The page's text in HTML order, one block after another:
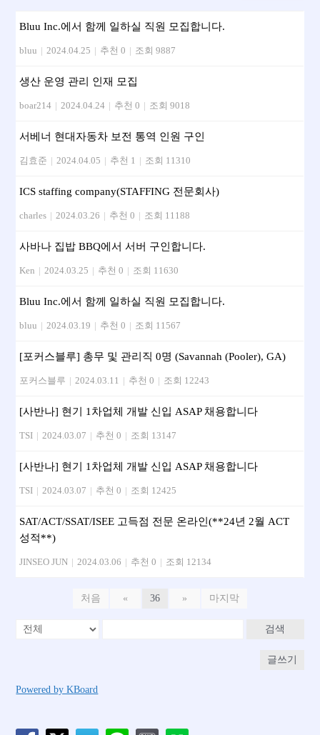
Bluu Inc.에서 함께 일하실 직원 모집합니다.
bluu | 2024.04.25 | 추천 0 | 조회 9887
생산 운영 관리 인재 모집
boar214 | 2024.04.24 | 추천 0 | 조회 9018
서베너 현대자동차 보전 통역 인원 구인
김효준 | 2024.04.05 | 추천 1 | 조회 11310
ICS staffing company(STAFFING 전문회사)
charles | 2024.03.26 | 추천 0 | 조회 11188
사바나 집밥 BBQ에서 서버 구인합니다.
Ken | 2024.03.25 | 추천 0 | 조회 11630
Bluu Inc.에서 함께 일하실 직원 모집합니다.
bluu | 2024.03.19 | 추천 0 | 조회 11567
[포커스블루] 총무 및 관리직 0명 (Savannah (Pooler), GA)
포커스블루 | 2024.03.11 | 추천 0 | 조회 12243
[사반나] 현기 1차업체 개발 신입 ASAP 채용합니다
TSI | 2024.03.07 | 추천 0 | 조회 13147
[사반나] 현기 1차업체 개발 신입 ASAP 채용합니다
TSI | 2024.03.07 | 추천 0 | 조회 12425
SAT/ACT/SSAT/ISEE 고득점 전문 온라인(**24년 2월 ACT
성적**)
JINSEO JUN | 2024.03.06 | 추천 0 | 조회 12134
처음 « 36 » 마지막
검색
글쓰기
Powered by KBoard